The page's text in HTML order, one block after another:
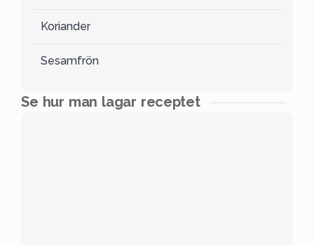
Koriander
Sesamfrön
Se hur man lagar receptet